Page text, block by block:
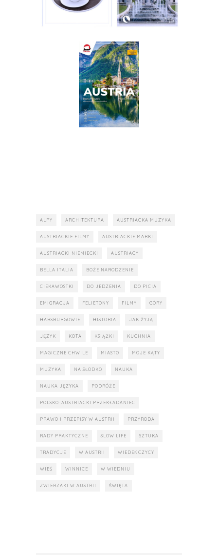
ALPY ARCHITEKTURA AUSTRIACKA MUZYKA
AUSTRIACKIE FILMY AUSTRIACKIE MARKI
AUSTRIACKI NIEMIECKI AUSTRIACY
BELLA ITALIA BOŻE NARODZENIE
CIEKAWOSTKI DO JEDZENIA DO PICIA
EMIGRACJA FELIETONY FILMY GÓRY
HABSBURGOWIE HISTORIA JAK ŻYJĄ
JĘZYK KOTA KSIĄŻKI KUCHNIA
MAGICZNE CHWILE MIASTO MOJE KĄTY
MUZYKA NA SŁODKO NAUKA
NAUKA JĘZYKA PODRÓŻE
POLSKO-AUSTRIACKI PRZEKŁADANIEC
PRAWO I PRZEPISY W AUSTRII PRZYRODA
RADY PRAKTYCZNE SLOW LIFE SZTUKA
TRADYCJE W AUSTRII WIEDEŃCZYCY
WIEŚ WINNICE W WIEDNIU
ZWIERZAKI W AUSTRII ŚWIĘTA